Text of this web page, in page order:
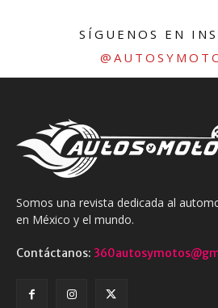
SÍGUENOS EN
Somos una revista dedicada al
en México y el mundo.
Contáctanos: